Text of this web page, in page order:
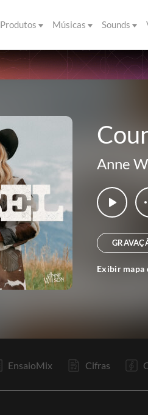
Produtos Músicas Sounds
Anne
Exibir mapa
EnsaioMix Cifras